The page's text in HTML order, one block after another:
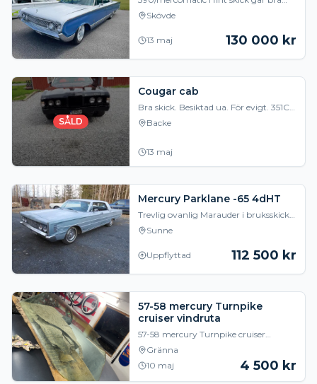
funkar fint sitter andra fälgar på dem
andra kan säljas med för en extra slant
Bess
Skövde
13 maj 130 000 kr
SÅLD
Cougar cab
Bra skick. Besiktad ua. För evigt. 351C.
C6 automat. Elcab. Servostyrning.
Bromsservo. Ny huvudbromscylinder.
Backe
13 maj
Mercury Parklane -65 4dHT
Trevlig ovanlig Marauder i bruksskick.
390 4-port med 3-stegs Automat
Servostyrning, Servobromsar, A/C,
Elhissar, Elsäte
Sunne
Uppflyttad 112 500 kr
57-58 mercury Turnpike
cruiser vindruta
57-58 mercury Turnpike cruiser
vindruta
Gränna
10 maj
4 500 kr